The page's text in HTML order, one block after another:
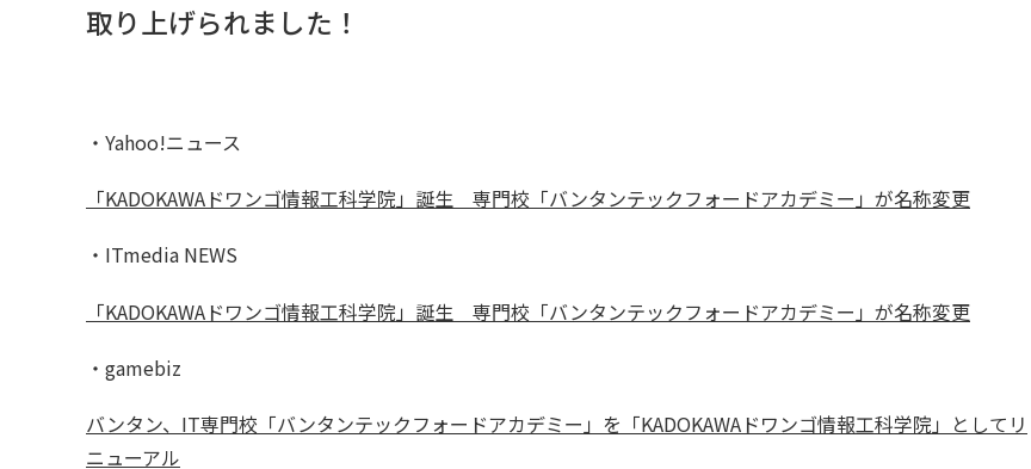
取り上げられました！
・Yahoo!ニュース
「KADOKAWAドワンゴ情報工科学院」誕生 専門校「バンタンテックフォードアカデミー」が名称変更
・ITmedia NEWS
「KADOKAWAドワンゴ情報工科学院」誕生 専門校「バンタンテックフォードアカデミー」が名称変更
・gamebiz
バンタン、IT専門校「バンタンテックフォードアカデミー」を「KADOKAWAドワンゴ情報工科学院」としてリ
ニューアル